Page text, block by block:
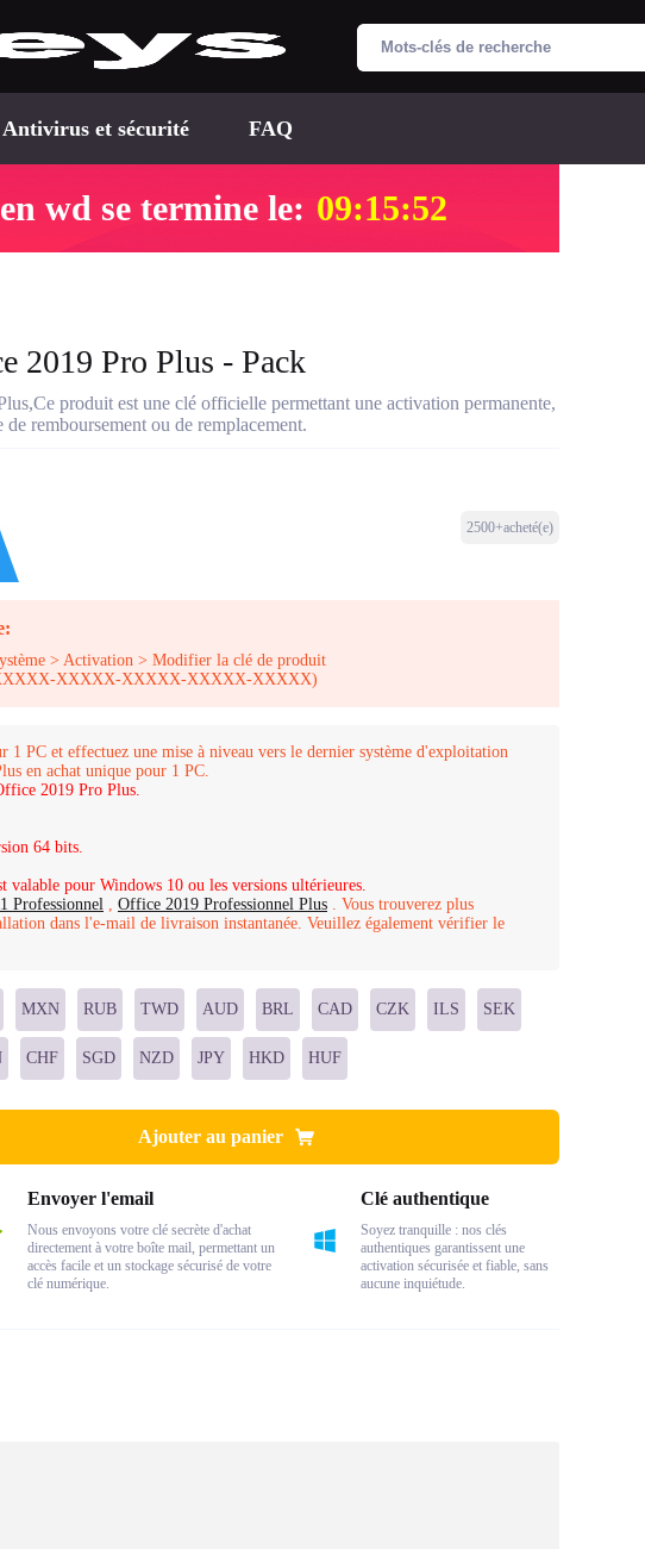
Antivirus et sécurité FAQ
wd se termine le: 09:15:51
2019 Pro Plus - Pack
produit est une clé officielle permettant une activation permanente,
remboursement ou de remplacement.
2500+acheté(e)
> Activation > Modifier la clé de produit
XXXXX-XXXXX-XXXXX-XXXXX-XXXXX)
1 PC et effectuez une mise à niveau vers le dernier système d'exploitation
en achat unique pour 1 PC.
2019 Pro Plus.
64 bits.
valable pour Windows 10 ou les versions ultérieures.
Professionnel , Office 2019 Professionnel Plus . Vous trouverez plus
dans l'e-mail de livraison instantanée. Veuillez également vérifier le
MXN RUB TWD AUD BRL CAD CZK ILS SEK
CHF SGD NZD JPY HKD HUF
Ajouter au panier
Envoyer l'email
Nous envoyons votre clé secrète d'achat
directement à votre boîte mail, permettant un
accès facile et un stockage sécurisé de votre
clé numérique.
Clé authentique
Soyez tranquille : nos clés
authentiques garantissent une
activation sécurisée et fiable, sans
aucune inquiétude.